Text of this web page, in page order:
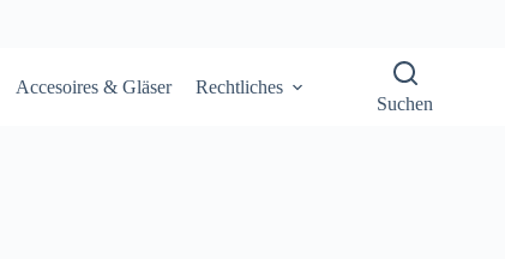
Accesoires & Gläser
Rechtliches
Suchen